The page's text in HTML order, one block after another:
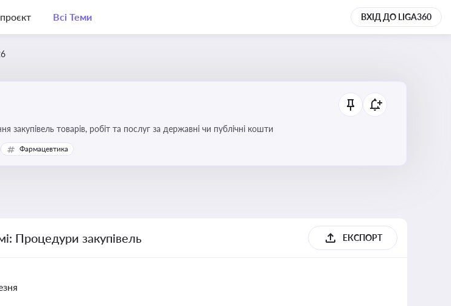
Всі Теми ВХІД ДО LIGA360
закупівель товарів, робіт та послуг за державні чи публічні кошти
Фармацевтика
Процедури закупівель ЕКСПОРТ